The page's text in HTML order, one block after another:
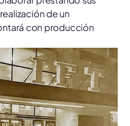
de un
con producción